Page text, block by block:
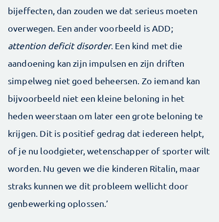
bijeffecten, dan zouden we dat serieus moeten
overwegen. Een ander voorbeeld is ADD;
attention deficit disorder. Een kind met die
aandoening kan zijn impulsen en zijn driften
simpelweg niet goed beheersen. Zo iemand kan
bijvoorbeeld niet een kleine beloning in het
heden weerstaan om later een grote beloning te
krijgen. Dit is positief gedrag dat iedereen helpt,
of je nu loodgieter, wetenschapper of sporter wilt
worden. Nu geven we die kinderen Ritalin, maar
straks kunnen we dit probleem wellicht door
genbewerking oplossen.’